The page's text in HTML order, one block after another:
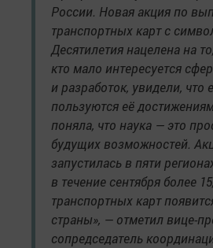
России. Новая акция по
транспортных карт с
Десятилетия нацелена на
кто мало интересуется
и разработок, увидели, что
пользуются её
поняла, что наука — это
будущих возможностей.
запустилась в пяти
в течение сентября более
транспортных карт
страны», — отметил вице-
сопредседатель